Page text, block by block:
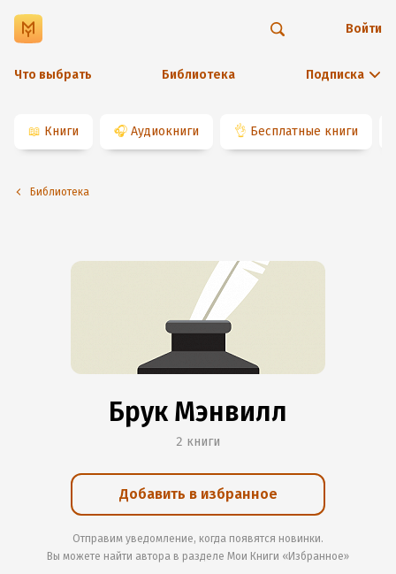
Что выбрать Библиотека Подписка
Войти
📖 Книги 🎧 Аудиокниги 👌 Бесплатные книги
Библиотека
Брук Мэнвилл
2 книги
Добавить в избранное
Отправим уведомление, когда появятся новинки.
Вы можете найти автора в разделе Мои Книги «Избранное»